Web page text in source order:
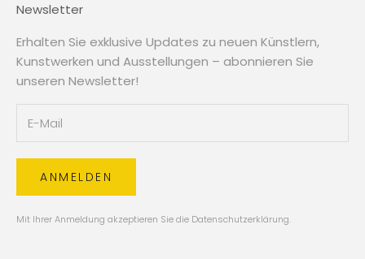
Newsletter
Erhalten Sie exklusive Updates zu neuen Künstlern,
Kunstwerken und Ausstellungen – abonnieren Sie
unseren Newsletter!
ANMELDEN
Mit Ihrer Anmeldung akzeptieren Sie die Datenschutzerklärung.